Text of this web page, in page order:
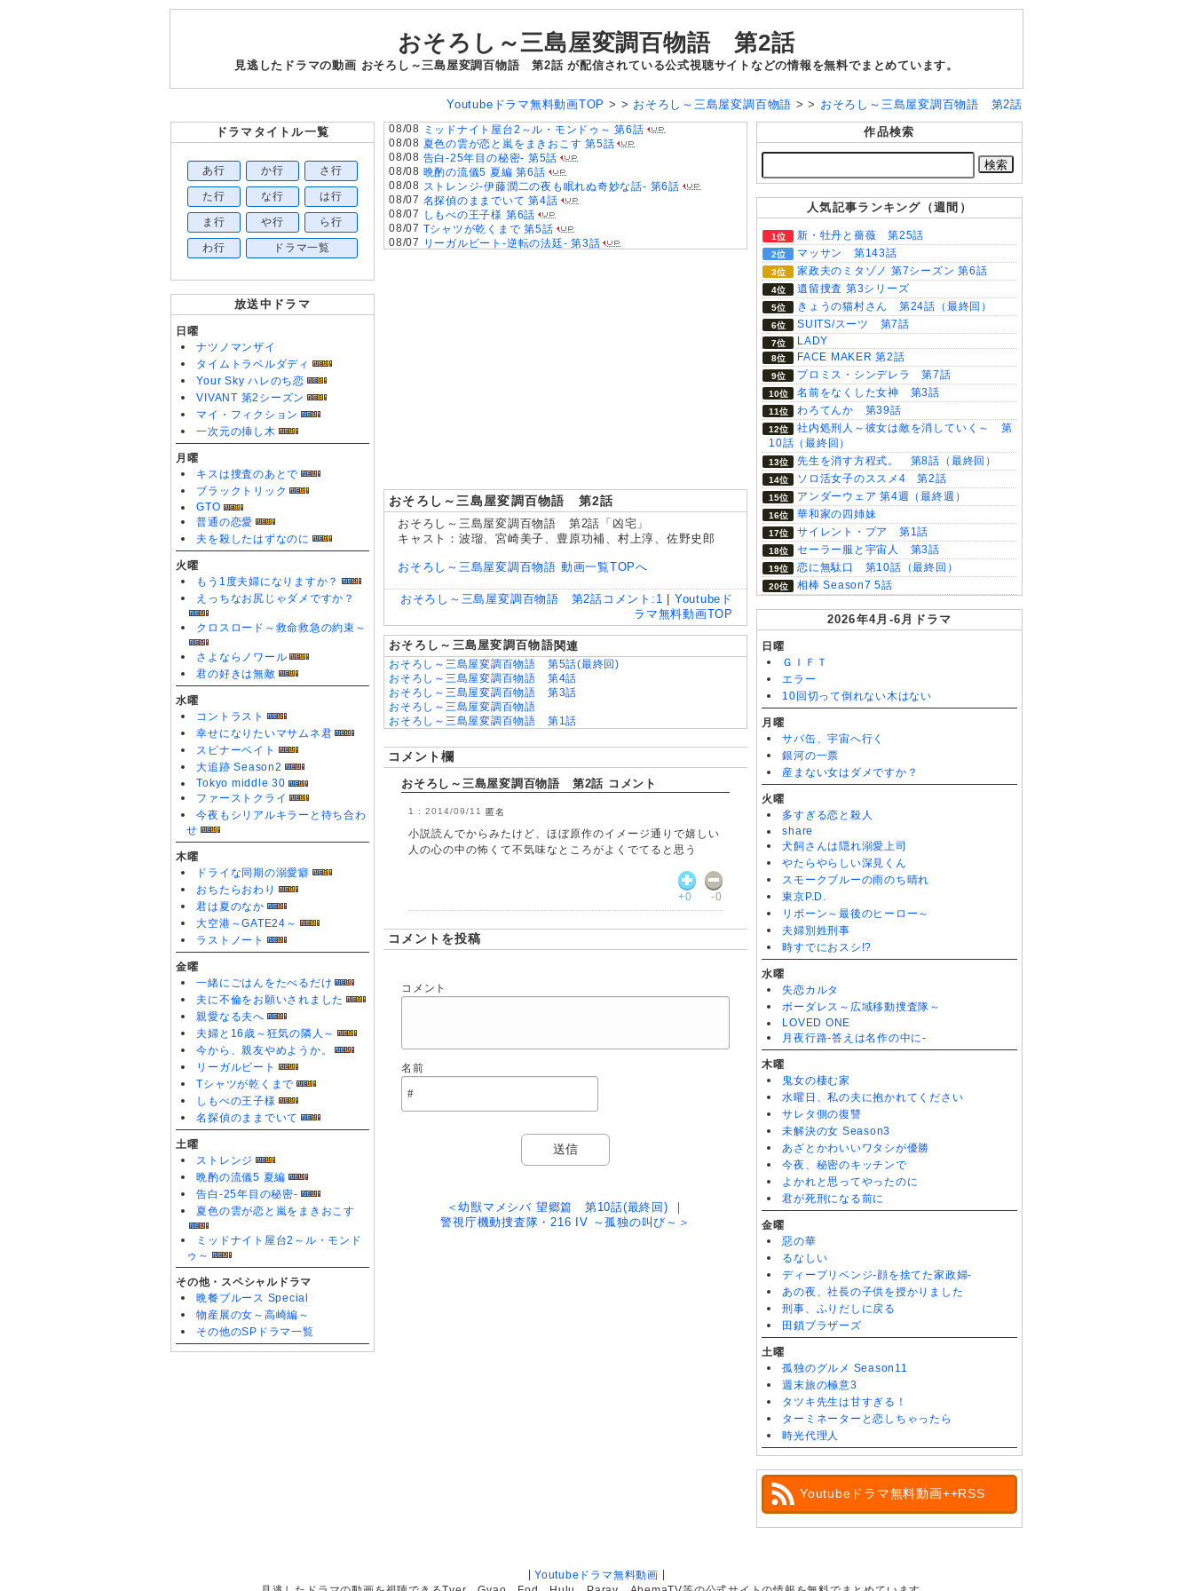
おそろし～三島屋変調百物語 第2話
見逃したドラマの動画 おそろし～三島屋変調百物語 第2話 が配信されている公式視聴サイトなどの情報を無料でまとめています。
Youtubeドラマ無料動画TOP> > おそろし～三島屋変調百物語 > > おそろし～三島屋変調百物語 第2話
ドラマタイトル一覧
あ行 か行 さ行
た行 な行 は行
ま行 や行 ら行
わ行 ドラマ一覧
放送中ドラマ
日曜
ナツノマンザイ
タイムトラベルダディ
Your Sky ハレのち恋
VIVANT 第2シーズン
マイ・フィクション
一次元の挿し木
月曜
キスは捜査のあとで
ブラックトリック
GTO
普通の恋愛
夫を殺したはずなのに
火曜
もう1度夫婦になりますか？
えっちなお尻じゃダメですか？
クロスロード～救命救急の約束～
さよならノワール
君の好きは無敵
水曜
コントラスト
幸せになりたいマサムネ君
スピナーベイト
大追跡 Season2
Tokyo middle 30
ファーストクライ
今夜もシリアルキラーと待ち合わ
せ
木曜
ドライな同期の溺愛癖
おちたらおわり
君は夏のなか
大空港～GATE24～
ラストノート
金曜
一緒にごはんをたべるだけ
夫に不倫をお願いされました
親愛なる夫へ
夫婦と16歳～狂気の隣人～
今から、親友やめようか。
リーガルビート
Tシャツが乾くまで
しもべの王子様
名探偵のままでいて
土曜
ストレンジ
晩酌の流儀5 夏編
告白-25年目の秘密-
夏色の雲が恋と嵐をまきおこす
ミッドナイト屋台2～ル・モンド
ゥ～
その他・スペシャルドラマ
晩餐ブルース Special
物産展の女～高崎編～
その他のSPドラマ一覧
08/08
ミッドナイト屋台2～ル・モンドゥ～ 第6話
08/08 夏色の雲が恋と嵐をまきおこす 第5話
08/08 告白-25年目の秘密- 第5話
08/08 晩酌の流儀5 夏編 第6話
08/08 ストレンジ-伊藤潤二の夜も眠れぬ奇妙な話- 第6話
08/07 名探偵のままでいて 第4話
08/07
しもべの王子様 第6話
08/07 Tシャツが乾くまで 第5話
08/07
リーガルビート-逆転の法廷- 第3話
おそろし～三島屋変調百物語 第2話
おそろし～三島屋変調百物語 第2話「凶宅」
キャスト：波瑠、宮崎美子、豊原功補、村上淳、佐野史郎
おそろし～三島屋変調百物語 動画一覧TOPへ
おそろし～三島屋変調百物語 第2話 コメント: 1
Youtubeド
ラマ無料動画TOP
おそろし～三島屋変調百物語関連
おそろし～三島屋変調百物語 第5話(最終回)
おそろし～三島屋変調百物語 第4話
おそろし～三島屋変調百物語 第3話
おそろし～三島屋変調百物語
おそろし～三島屋変調百物語 第1話
コメント欄
おそろし～三島屋変調百物語 第2話 コメント
2014/09/11 匿名
小説読んでからみたけど、ほぼ原作のイメージ通りで嬉しい
人の心の中の怖くて不気味なところがよくでてると思う
+0 -0
コメントを投稿
コメント
名前
＜幼獣マメシバ 望郷篇 第10話(最終回)
｜
警視庁機動捜査隊・216 IV ～孤独の叫び～＞
作品検索
人気記事ランキング（週間）
新・牡丹と薔薇 第25話
マッサン 第143話
家政夫のミタゾノ 第7シーズン 第6話
遺留捜査 第3シリーズ
きょうの猫村さん 第24話（最終回）
SUITS/スーツ 第7話
LADY
FACE MAKER 第2話
プロミス・シンデレラ 第7話
名前をなくした女神 第3話
わろてんか 第39話
社内処刑人～彼女は敵を消していく～ 第
10話（最終回）
先生を消す方程式。 第8話（最終回）
ソロ活女子のススメ4 第2話
アンダーウェア 第4週（最終週）
華和家の四姉妹
サイレント・プア 第1話
セーラー服と宇宙人 第3話
恋に無駄口 第10話（最終回）
相棒 Season7 5話
2026年4月-6月ドラマ
日曜
ＧＩＦＴ
エラー
10回切って倒れない木はない
月曜
サバ缶、宇宙へ行く
銀河の一票
産まない女はダメですか？
火曜
多すぎる恋と殺人
share
犬飼さんは隠れ溺愛上司
やたらやらしい深見くん
スモークブルーの雨のち晴れ
東京P.D.
リボーン～最後のヒーロー～
夫婦別姓刑事
時すでにおスシ!?
水曜
失恋カルタ
ボーダレス～広域移動捜査隊～
LOVED ONE
月夜行路-答えは名作の中に-
木曜
鬼女の棲む家
水曜日、私の夫に抱かれてください
サレタ側の復讐
未解決の女 Season3
あざとかわいいワタシが優勝
今夜、秘密のキッチンで
よかれと思ってやったのに
君が死刑になる前に
金曜
惡の華
るなしい
ディープリベンジ-顔を捨てた家政婦-
あの夜、社長の子供を授かりました
刑事、ふりだしに戻る
田鎖ブラザーズ
土曜
孤独のグルメ Season11
週末旅の極意3
タツキ先生は甘すぎる！
ターミネーターと恋しちゃったら
時光代理人
Youtubeドラマ無料動画++RSS
|Youtubeドラマ無料動画